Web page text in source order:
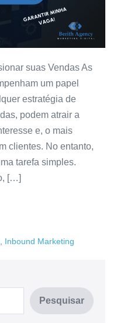
suas Vendas As
um papel
estratégia de
podem atrair a
e, o mais
clientes. No entanto,
tarefa simples.
[…]
, Inbound Marketing
Pesquisar